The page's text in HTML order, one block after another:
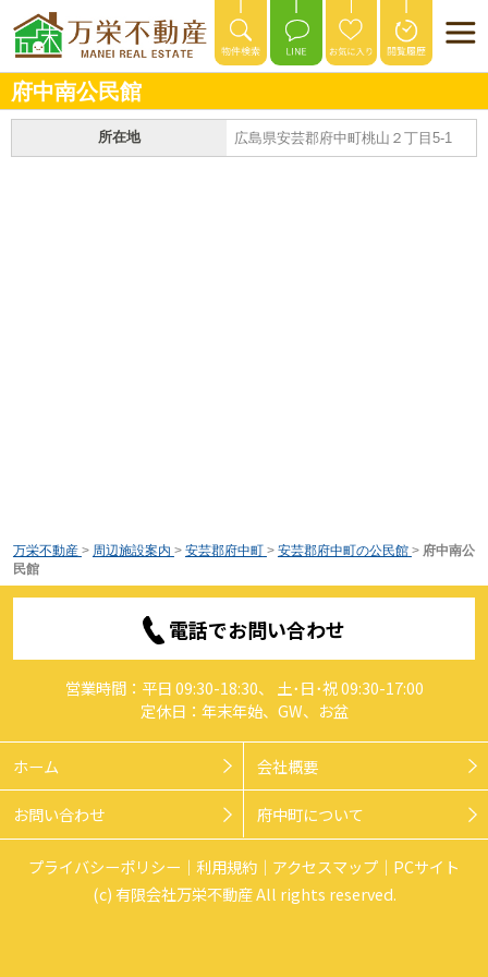
府中南公民館
所在地 広島県安芸郡府中町桃山２丁目5-1
万栄不動産 > 周辺施設案内 > 安芸郡府中町 > 安芸郡府中町の公民館 > 府中南公
民館
電話でお問い合わせ
営業時間：平日 09:30-18:30、 土･日･祝 09:30-17:00
定休日：年末年始、GW、お盆
ホーム 会社概要
お問い合わせ 府中町について
プライバシーポリシー 利用規約 アクセスマップ
PCサイト
(c) 有限会社万栄不動産 All rights reserved.